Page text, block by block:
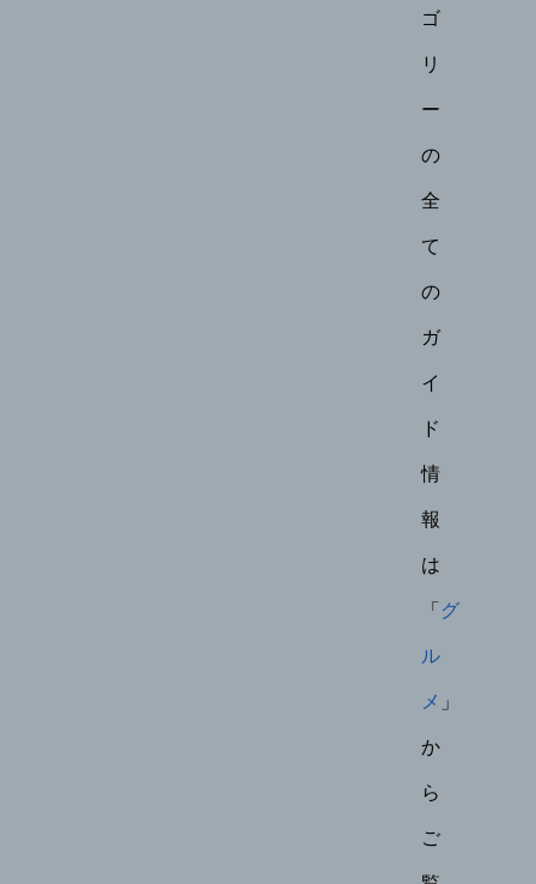
ゴ
リ
ー
の
全
て
の
ガ
イ
ド
情
報
は
「グ
ル
メ 」
か
ら
ご